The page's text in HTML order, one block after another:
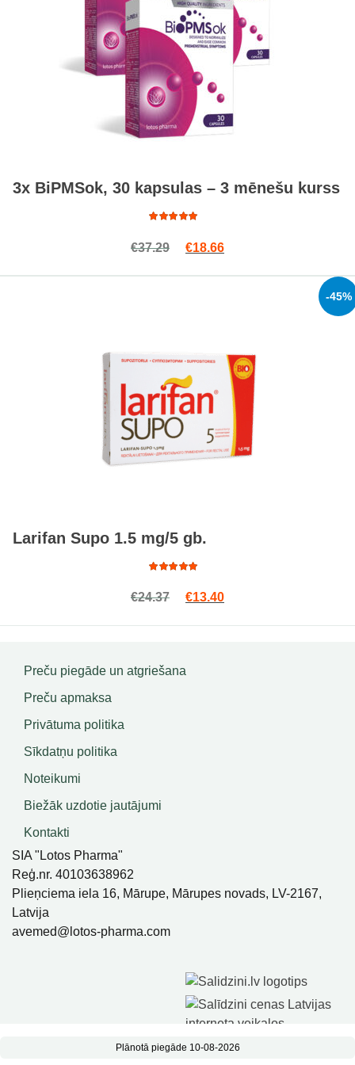
Plānotā piegāde 10-08-2026
3x BiPMSok, 30 kapsulas – 3 mēnešu kurss
4.97
out
€37.29 Original price was: €37.29.
€18.66Current price is:
-45%
Larifan Supo 1.5 mg/5 gb.
4.79
out
€24.37 Original price was: €24.37.
€13.40Current price is:
Preču piegāde un atgriešana
Preču apmaksa
Privātuma politika
Sīkdatņu politika
Noteikumi
Biežāk uzdotie jautājumi
Kontakti
SIA "Lotos Pharma"
Reģ.nr. 40103638962
Plieņciema iela 16, Mārupe, Mārupes novads, LV-2167,
Latvija
avemed@lotos-pharma.com